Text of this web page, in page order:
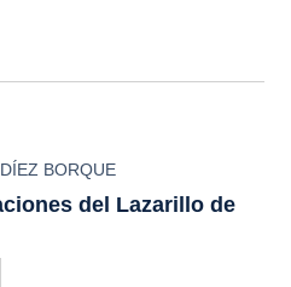
BORQUE
del Lazarillo de